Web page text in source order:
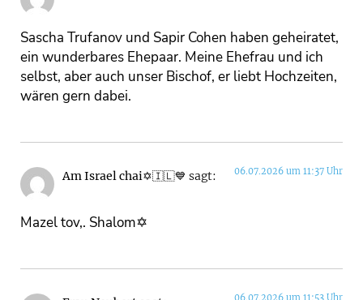
Sascha Trufanov und Sapir Cohen haben geheiratet,
ein wunderbares Ehepaar. Meine Ehefrau und ich
selbst, aber auch unser Bischof, er liebt Hochzeiten,
wären gern dabei.
Am Israel chai✡️🇮🇱💙 sagt: 06.07.2026 um 11:37 Uhr
Mazel tov,. Shalom✡️
06.07.2026 um 11:53 Uhr